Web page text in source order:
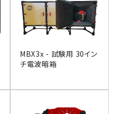
MBX3x - 試験用 30イン
チ電波暗箱